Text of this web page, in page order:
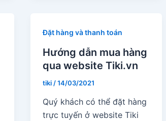
Đặt hàng và thanh toán
Hướng dẫn mua hàng
qua website Tiki.vn
tiki /14/03/2021
Quý khách có thể đặt hàng
trực tuyến ở website Tiki